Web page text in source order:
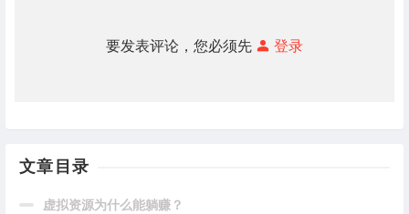
要发表评论，您必须先 登录
文章目录
虚拟资源为什么能躺赚？